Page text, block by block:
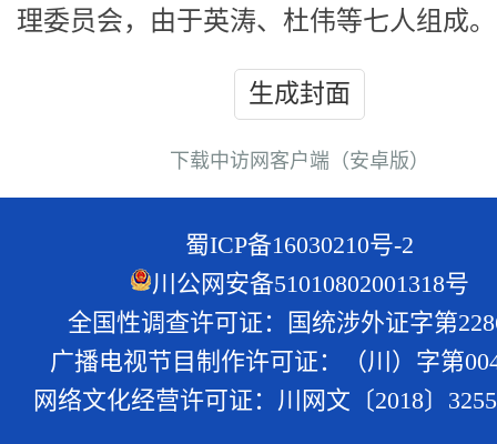
理委员会，由于英涛、杜伟等七人组成。
生成封面
下载中访网客户端（安卓版）
蜀ICP备16030210号-2
川公网安备51010802001318号
全国性调查许可证：国统涉外证字第
广播电视节目制作许可证：（川）字第
网络文化经营许可证：川网文〔2018〕